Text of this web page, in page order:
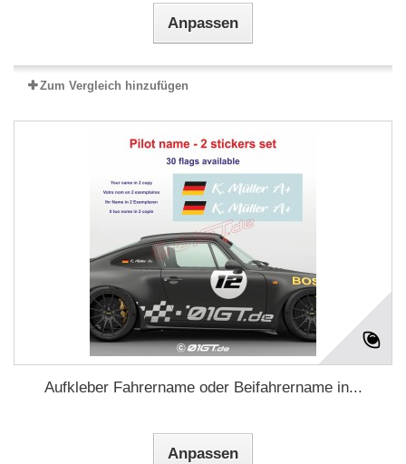
Anpassen
Zum Vergleich hinzufügen
Aufkleber Fahrername oder Beifahrername in...
Anpassen